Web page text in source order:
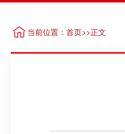
当前位置： 首页>>正文